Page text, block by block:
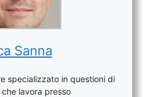
Sanna
specializzato in questioni di
lavora presso